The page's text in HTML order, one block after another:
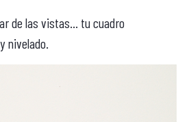
de las vistas… tu cuadro
nivelado.